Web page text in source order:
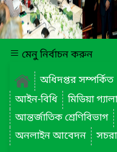
মেনু নির্বাচন করুন
অধিদপ্তর সম্পর্কিত
আইন-বিধি
মিডিয়া
আন্তর্জাতিক শ্রেণিবিভাগ
অনলাইন আবেদন